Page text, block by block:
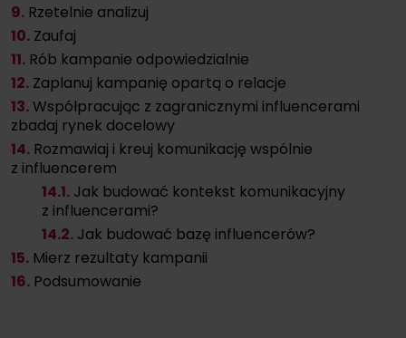
9. Rzetelnie analizuj
10. Zaufaj
11. Rób kampanie odpowiedzialnie
12. Zaplanuj kampanię opartą o relacje
13.Współpracując z zagranicznymi influencerami
zbadaj rynek docelowy
14. Rozmawiaj i kreuj komunikację wspólnie
z influencerem
14.1. Jak budować kontekst komunikacyjny
z influencerami?
14.2. Jak budować bazę influencerów?
15. Mierz rezultaty kampanii
16. Podsumowanie